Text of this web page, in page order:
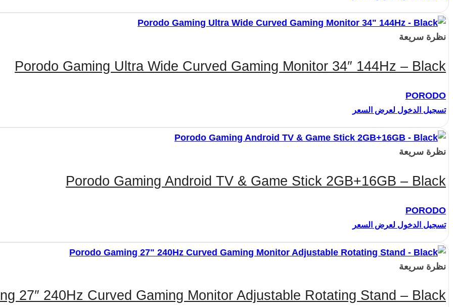
نظرة سريعة
Porodo Gaming Ultra Wide Curved Gaming Monitor 34″ 144Hz – Black
PORODO
تسجيل الدخول لعرض السعر
نظرة سريعة
Porodo Gaming Android TV & Game Stick 2GB+16GB – Black
PORODO
تسجيل الدخول لعرض السعر
نظرة سريعة
27″ 240Hz Curved Gaming Monitor Adjustable Rotating Stand – Black